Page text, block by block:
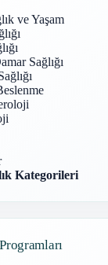
ve Yaşam
Sağlığı
Kategorileri